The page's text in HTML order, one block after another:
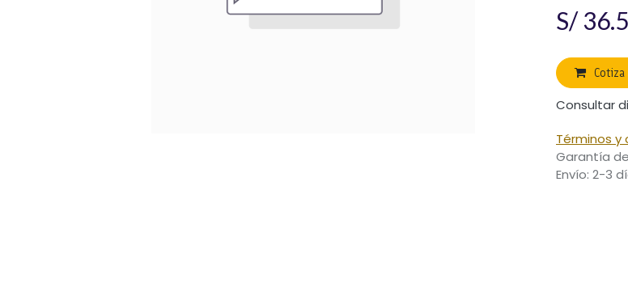
S/
Consultar
Términos y
Garantía
Envío: 2-3